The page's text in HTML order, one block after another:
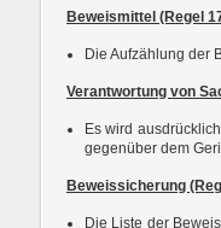
Beweismittel (Regel
Die Aufzählung der
Verantwortung von
Es wird
gegenüber dem
Beweissicherung
Die Liste der